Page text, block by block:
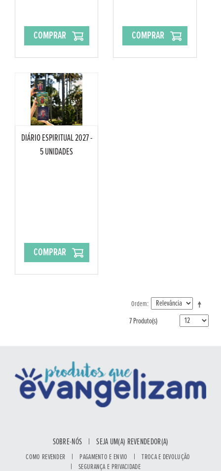
COMPRAR COMPRAR
DIÁRIO ESPIRITUAL 2027 -
5 UNIDADES
COMPRAR
Ordem
7 Produto(s)
SOBRE-NÓS | SEJA UM(A) REVENDEDOR(A)
COMO REVENDER | PAGAMENTO E ENVIO | TROCA E DEVOLUÇÃO
| SEGURANÇA E PRIVACIDADE